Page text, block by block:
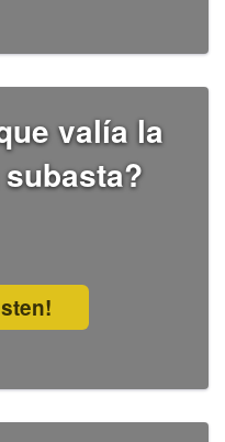
valía la